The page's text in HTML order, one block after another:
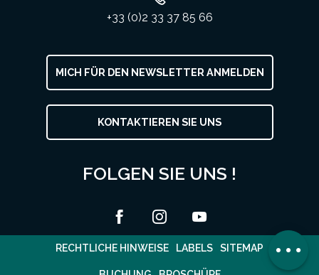
Kommentare
MICH FÜR DEN NEWSLETTER ANMELDEN
KONTAKTIEREN SIE UNS
FOLGEN SIE UNS !
+33 (0)2 33 37 85 66
RECHTLICHE HINWEISE LABELS SITEMAP